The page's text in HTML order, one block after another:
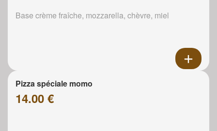
Base crème fraîche, mozzarella, chèvre, miel
Pizza spéciale momo
14.00 €